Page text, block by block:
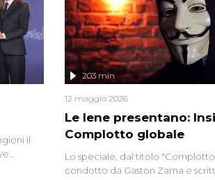
dettagli
che
il
Le Iene presentano:
Complotto globale
203 min
12 maggio 2026
Lo speciale, dal titolo
condotto da Gaston Zama e